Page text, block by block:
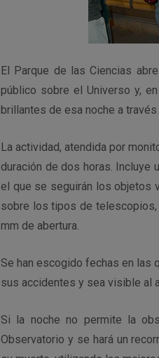
El Parque de las Ciencias
público sobre el Universo y,
brillantes de esa noche a
La actividad, atendida por
duración de dos horas. Incluye
el que se seguirán los objetos
sobre los tipos de
mm de abertura.
Se han escogido fechas en las
sus accidentes y sea visible al
Si la noche no permite la
Observatorio y se hará un